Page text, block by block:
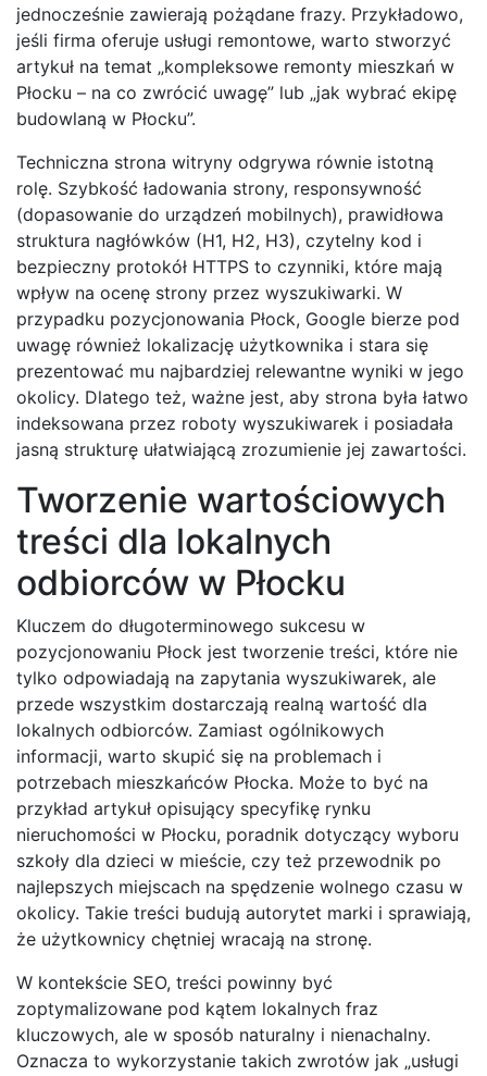
jednocześnie zawierają pożądane frazy. Przykładowo,
jeśli firma oferuje usługi remontowe, warto stworzyć
artykuł na temat „kompleksowe remonty mieszkań w
Płocku – na co zwrócić uwagę” lub „jak wybrać ekipę
budowlaną w Płocku”.
Techniczna strona witryny odgrywa równie istotną
rolę. Szybkość ładowania strony, responsywność
(dopasowanie do urządzeń mobilnych), prawidłowa
struktura nagłówków (H1, H2, H3), czytelny kod i
bezpieczny protokół HTTPS to czynniki, które mają
wpływ na ocenę strony przez wyszukiwarki. W
przypadku pozycjonowania Płock, Google bierze pod
uwagę również lokalizację użytkownika i stara się
prezentować mu najbardziej relewantne wyniki w jego
okolicy. Dlatego też, ważne jest, aby strona była łatwo
indeksowana przez roboty wyszukiwarek i posiadała
jasną strukturę ułatwiającą zrozumienie jej zawartości.
Tworzenie wartościowych
treści dla lokalnych
odbiorców w Płocku
Kluczem do długoterminowego sukcesu w
pozycjonowaniu Płock jest tworzenie treści, które nie
tylko odpowiadają na zapytania wyszukiwarek, ale
przede wszystkim dostarczają realną wartość dla
lokalnych odbiorców. Zamiast ogólnikowych
informacji, warto skupić się na problemach i
potrzebach mieszkańców Płocka. Może to być na
przykład artykuł opisujący specyfikę rynku
nieruchomości w Płocku, poradnik dotyczący wyboru
szkoły dla dzieci w mieście, czy też przewodnik po
najlepszych miejscach na spędzenie wolnego czasu w
okolicy. Takie treści budują autorytet marki i sprawiają,
że użytkownicy chętniej wracają na stronę.
W kontekście SEO, treści powinny być
zoptymalizowane pod kątem lokalnych fraz
kluczowych, ale w sposób naturalny i nienachalny.
Oznacza to wykorzystanie takich zwrotów jak „usługi